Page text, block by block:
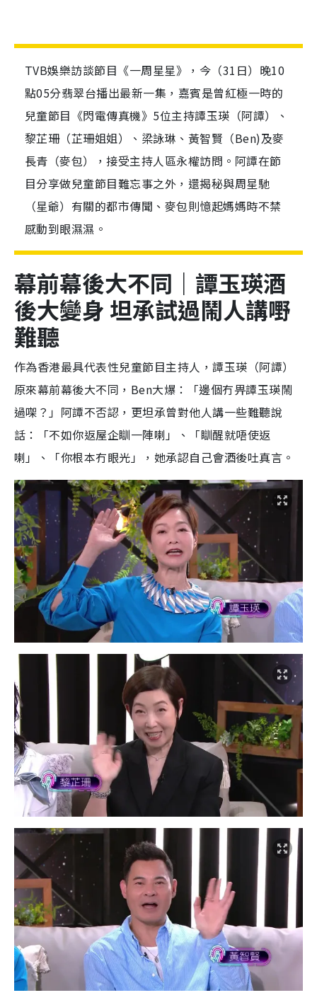
TVB娛樂訪談節目《一周星星》，今（31日）晚10
點05分翡翠台播出最新一集，嘉賓是曾紅極一時的
兒童節目《閃電傳真機》5位主持譚玉瑛（阿譚）、
黎芷珊（芷珊姐姐）、梁詠琳、黃智賢（Ben)及麥
長青（麥包），接受主持人區永權訪問。阿譚在節
目分享做兒童節目難忘事之外，還揭秘與周星馳
（星爺）有關的都市傳聞、麥包則憶起媽媽時不禁
感動到眼濕濕。
幕前幕後大不同｜譚玉瑛酒
後大變身 坦承試過鬧人講嘢
難聽
作為香港最具代表性兒童節目主持人，譚玉瑛（阿譚）
原來幕前幕後大不同，Ben大爆：「邊個冇畀譚玉瑛鬧
過㗎？」阿譚不否認，更坦承曾對他人講一些難聽說
話：「不如你返屋企瞓一陣喇」、「瞓醒就唔使返
喇」、「你根本冇眼光」，她承認自己會酒後吐真言。